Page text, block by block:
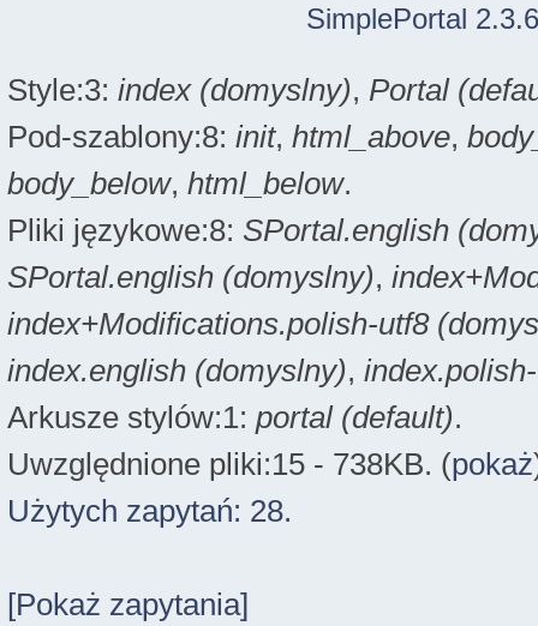
SimplePortal
Style:3: index (domyslny), Portal
Pod-szablony:8: init, html_above,
body_below, html_below.
Pliki językowe:8: SPortal.english
SPortal.english (domyslny),
index+Modifications.polish-utf8
index.english (domyslny),
Arkusze stylów:1: portal (default).
Uwzględnione pliki:15 - 738KB. (pokaż
Użytych zapytań: 28.
[Pokaż zapytania]